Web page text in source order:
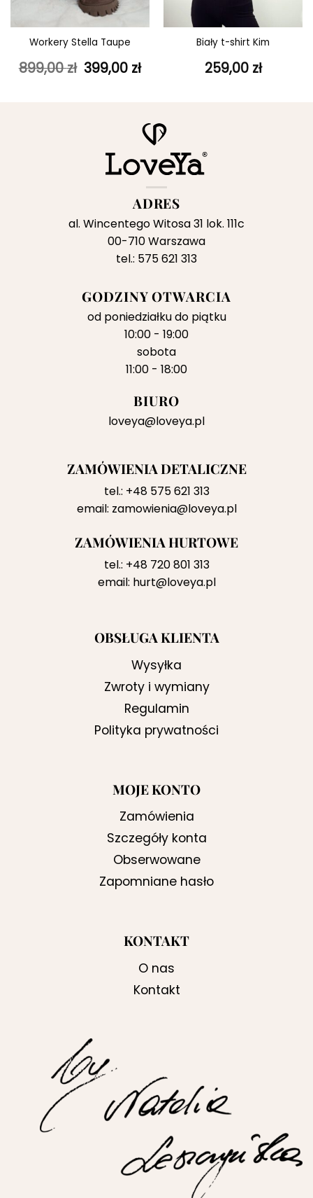
Workery Stella Taupe
899,00zł Pierwotna
cena
399,00 złAktualna
Biały t-shirt Kim
259,00 zł
ADRES
al. Wincentego Witosa 31 lok. 111c
00-710 Warszawa
tel.: 575 621 313
GODZINY OTWARCIA
od poniedziałku do piątku
10:00 - 19:00
sobota
11:00 - 18:00
BIURO
loveya@loveya.pl
ZAMÓWIENIA DETALICZNE
tel.: +48 575 621 313
email: zamowienia@loveya.pl
ZAMÓWIENIA HURTOWE
tel.: +48 720 801 313
email: hurt@loveya.pl
OBSŁUGA KLIENTA
Wysyłka
Zwroty i wymiany
Regulamin
Polityka prywatności
MOJE KONTO
Zamówienia
Szczegóły konta
Obserwowane
Zapomniane hasło
KONTAKT
O nas
Kontakt